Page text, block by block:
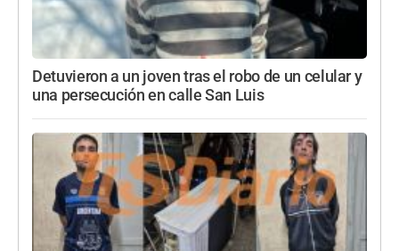
Detuvieron a un joven tras el robo de un celular y
una persecución en calle San Luis